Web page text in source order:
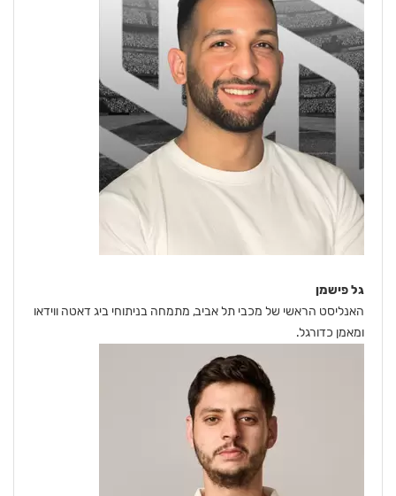
גל פישמן
האנליסט הראשי של מכבי תל אביב, מתמחה בניתוחי ביג דאטה ווידאו
ומאמן כדורגל.